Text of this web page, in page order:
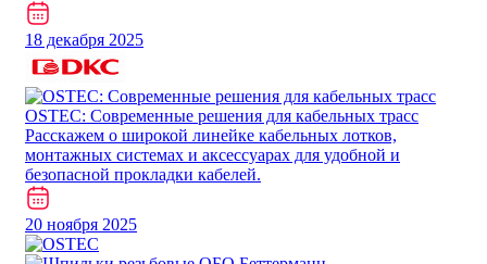
18 декабря 2025
​​​​​OSTEC: Современные решения для кабельных трасс
Расскажем о широкой линейке кабельных лотков,
монтажных системах и аксессуарах для удобной и
безопасной прокладки кабелей.
20 ноября 2025